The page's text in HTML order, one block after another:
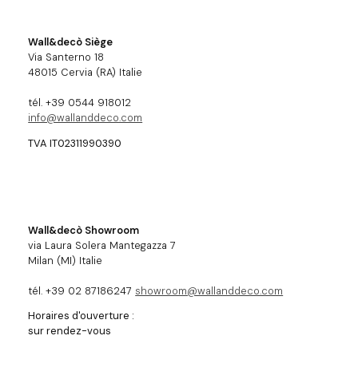
Wall&decò Siège
Via Santerno 18
48015 Cervia (RA) Italie
tél. +39 0544 918012
info@wallanddeco.com
TVA IT02311990390
Wall&decò Showroom
via Laura Solera Mantegazza 7
Milan (MI) Italie
tél. +39 02 87186247 showroom@wallanddeco.com
Horaires d'ouverture :
sur rendez-vous